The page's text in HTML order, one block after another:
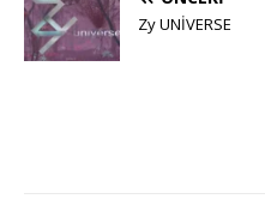
Zy UNİVERSE